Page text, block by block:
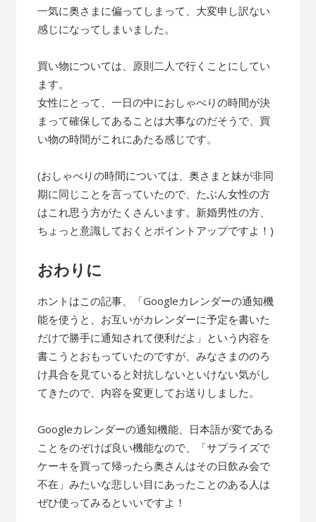
一気に奥さまに偏ってしまって、大変申し訳ない
感じになってしまいました。
買い物については、原則二人で行くことにしてい
ます。
女性にとって、一日の中におしゃべりの時間が決
まって確保してあることは大事なのだそうで、買
い物の時間がこれにあたる感じです。
(おしゃべりの時間については、奥さまと妹が非同
期に同じことを言っていたので、たぶん女性の方
はこれ思う方がたくさんいます。新婚男性の方、
ちょっと意識しておくとポイントアップですよ！)
おわりに
ホントはこの記事、「Googleカレンダーの通知機
能を使うと、お互いがカレンダーに予定を書いた
だけで勝手に通知されて便利だよ」という内容を
書こうとおもっていたのですが、みなさまののろ
け具合を見ていると対抗しないといけない気がし
てきたので、内容を変更してお送りしました。
Googleカレンダーの通知機能、日本語が変である
ことをのぞけば良い機能なので、「サプライズで
ケーキを買って帰ったら奥さんはその日飲み会で
不在」みたいな悲しい目にあったことのある人は
ぜひ使ってみるといいですよ！